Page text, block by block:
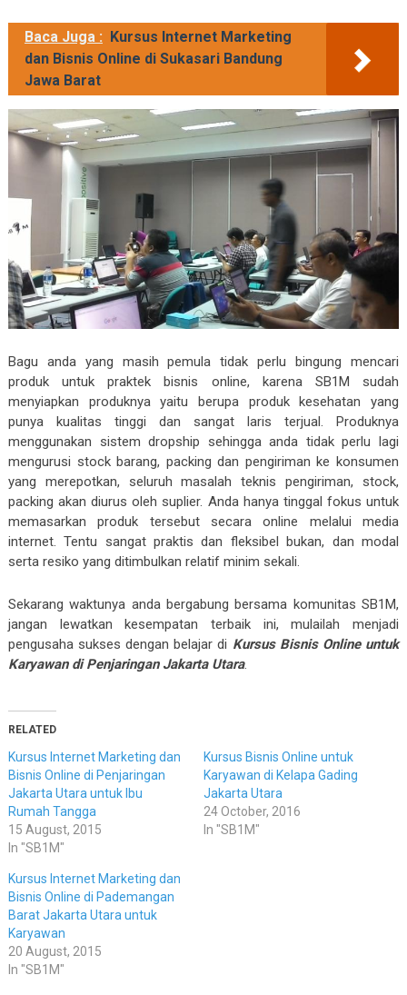
Baca Juga : Kursus Internet Marketing
dan Bisnis Online di Sukasari Bandung
Jawa Barat
Bagu anda yang masih pemula tidak perlu bingung mencari
produk untuk praktek bisnis online, karena SB1M sudah
menyiapkan produknya yaitu berupa produk kesehatan yang
punya kualitas tinggi dan sangat laris terjual. Produknya
menggunakan sistem dropship sehingga anda tidak perlu lagi
mengurusi stock barang, packing dan pengiriman ke konsumen
yang merepotkan, seluruh masalah teknis pengiriman, stock,
packing akan diurus oleh suplier. Anda hanya tinggal fokus untuk
memasarkan produk tersebut secara online melalui media
internet. Tentu sangat praktis dan fleksibel bukan, dan modal
serta resiko yang ditimbulkan relatif minim sekali.
Sekarang waktunya anda bergabung bersama komunitas SB1M,
jangan lewatkan kesempatan terbaik ini, mulailah menjadi
pengusaha sukses dengan belajar di Kursus Bisnis Online untuk
Karyawan di Penjaringan Jakarta Utara.
RELATED
Kursus Internet Marketing dan
Bisnis Online di Penjaringan
Jakarta Utara untuk Ibu
Rumah Tangga
15 August, 2015
In "SB1M"
Kursus Bisnis Online untuk
Karyawan di Kelapa Gading
Jakarta Utara
24 October, 2016
In "SB1M"
Kursus Internet Marketing dan
Bisnis Online di Pademangan
Barat Jakarta Utara untuk
Karyawan
20 August, 2015
In "SB1M"